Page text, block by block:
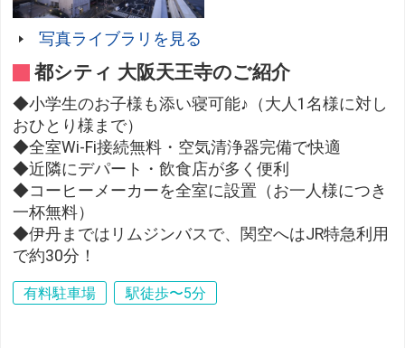
写真ライブラリを見る
都シティ 大阪天王寺のご紹介
◆小学生のお子様も添い寝可能♪（大人1名様に対し
おひとり様まで）
◆全室Wi-Fi接続無料・空気清浄器完備で快適
◆近隣にデパート・飲食店が多く便利
◆コーヒーメーカーを全室に設置（お一人様につき
一杯無料）
◆伊丹まではリムジンバスで、関空へはJR特急利用
で約30分！
有料駐車場 駅徒歩〜5分